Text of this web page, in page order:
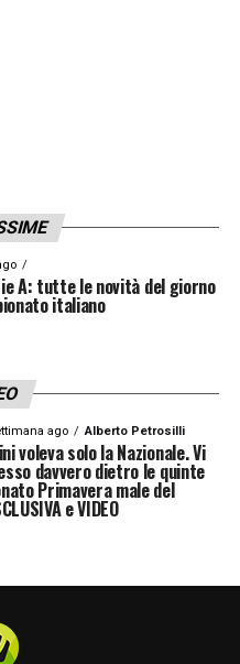
il prima
altri discorsi. La
dopo partita,
gara con la Roma.
ancora di più
di valore».
COMPLETA DI
A: tutte le novità del giorno
italiano
ago Alberto Petrosilli
voleva solo la Nazionale. Vi
davvero dietro le quinte
Primavera male del
e VIDEO